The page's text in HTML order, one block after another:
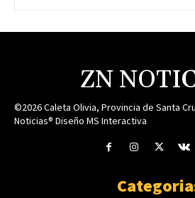
ZN
©2026 Caleta Olivia, Provincia de Santa
Noticias® Diseño MS Interactiva